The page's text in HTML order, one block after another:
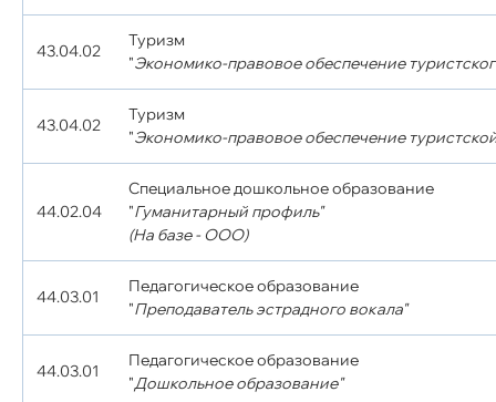
43.04.02
Туризм
"Экономико-правовое обеспечение
43.04.02
Туризм
"Экономико-правовое обеспечение
44.02.04
Специальное дошкольное образование
"Гуманитарный профиль"
(На базе - ООО)
44.03.01
Педагогическое образование
"Преподаватель эстрадного вокала"
44.03.01
Педагогическое образование
"Дошкольное образование"